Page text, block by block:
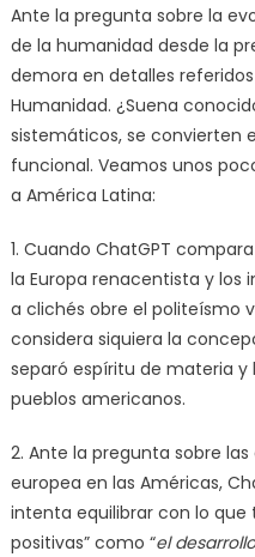
Ante la pregunta sobre la
de la humanidad desde la
demora en detalles referidos
Humanidad. ¿Suena
sistemáticos, se convierten
funcional. Veamos unos
a América Latina:
1. Cuando ChatGPT
la Europa renacentista y los
a clichés obre el politeísmo
considera siquiera la
separó espíritu de materia y
pueblos americanos.
2. Ante la pregunta sobre
europea en las Américas,
intenta equilibrar con lo que
positivas” como “el